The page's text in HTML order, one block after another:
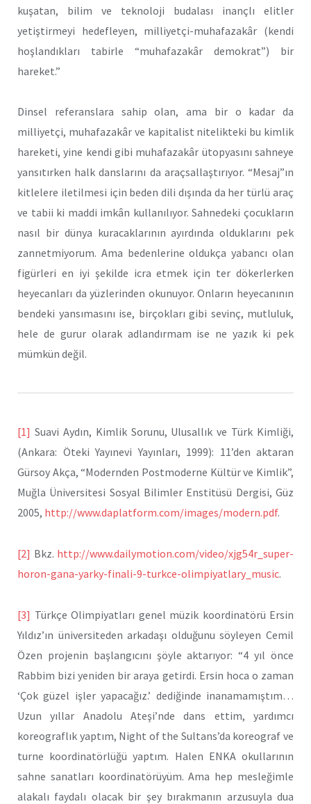
kuşatan, bilim ve teknoloji budalası inançlı elitler
yetiştirmeyi hedefleyen, milliyetçi-muhafazakâr (kendi
hoşlandıkları tabirle “muhafazakâr demokrat”) bir
hareket.”
Dinsel referanslara sahip olan, ama bir o kadar da
milliyetçi, muhafazakâr ve kapitalist nitelikteki bu kimlik
hareketi, yine kendi gibi muhafazakâr ütopyasını sahneye
yansıtırken halk danslarını da araçsallaştırıyor. “Mesaj”ın
kitlelere iletilmesi için beden dili dışında da her türlü araç
ve tabii ki maddi imkân kullanılıyor. Sahnedeki çocukların
nasıl bir dünya kuracaklarının ayırdında olduklarını pek
zannetmiyorum. Ama bedenlerine oldukça yabancı olan
figürleri en iyi şekilde icra etmek için ter dökerlerken
heyecanları da yüzlerinden okunuyor. Onların heyecanının
bendeki yansımasını ise, birçokları gibi sevinç, mutluluk,
hele de gurur olarak adlandırmam ise ne yazık ki pek
mümkün değil.
[1] Suavi Aydın, Kimlik Sorunu, Ulusallık ve Türk Kimliği,
(Ankara: Öteki Yayınevi Yayınları, 1999): 11’den aktaran
Gürsoy Akça, “Modernden Postmoderne Kültür ve Kimlik”,
Muğla Üniversitesi Sosyal Bilimler Enstitüsü Dergisi, Güz
2005, http://www.daplatform.com/images/modern.pdf.
[2] Bkz. http://www.dailymotion.com/video/xjg54r_super-
horon-gana-yarky-finali-9-turkce-olimpiyatlary_music.
[3] Türkçe Olimpiyatları genel müzik koordinatörü Ersin
Yıldız’ın üniversiteden arkadaşı olduğunu söyleyen Cemil
Özen projenin başlangıcını şöyle aktarıyor: “4 yıl önce
Rabbim bizi yeniden bir araya getirdi. Ersin hoca o zaman
‘Çok güzel işler yapacağız.’ dediğinde inanamamıştım…
Uzun yıllar Anadolu Ateşi’nde dans ettim, yardımcı
koreograflık yaptım, Night of the Sultans’da koreograf ve
turne koordinatörlüğü yaptım. Halen ENKA okullarının
sahne sanatları koordinatörüyüm. Ama hep mesleğimle
alakalı faydalı olacak bir şey bırakmanın arzusuyla dua